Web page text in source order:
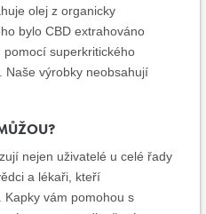
olej z organicky
bylo CBD extrahováno
superkritického
Naše výrobky neobsahují
nejen uživatelé u celé řady
a lékaři, kteří
Kapky vám pomohou s